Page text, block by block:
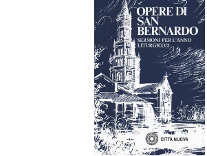
AGGIUNGI AL
CARRELLO